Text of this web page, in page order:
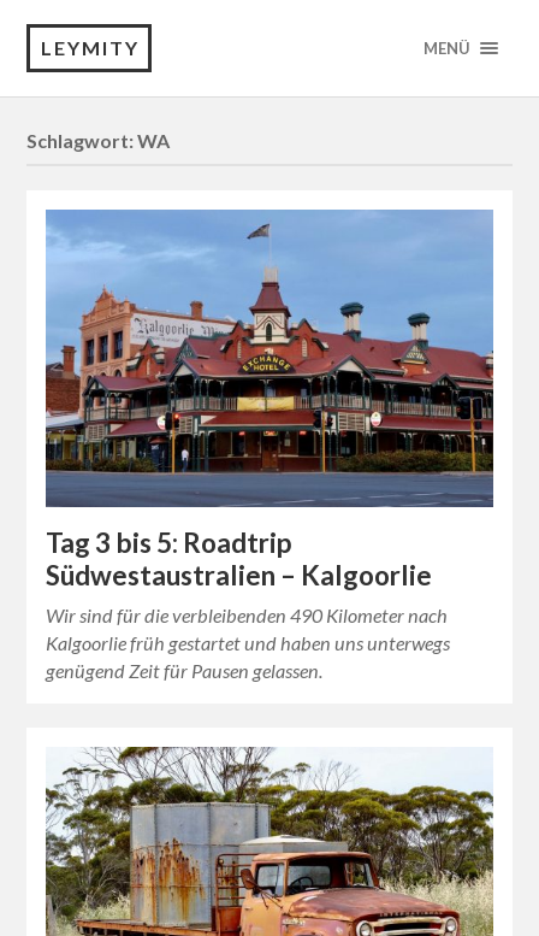
LEYMITY MENÜ
Schlagwort:WA
Tag 3 bis 5: Roadtrip
Südwestaustralien – Kalgoorlie
Wir sind für die verbleibenden 490 Kilometer nach
Kalgoorlie früh gestartet und haben uns unterwegs
genügend Zeit für Pausen gelassen.